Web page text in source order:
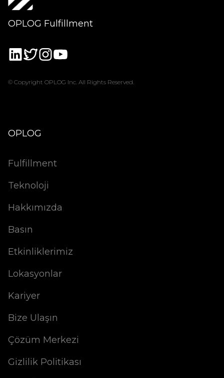
OPLOG Fulfillment
© Copyright OPLOG Inc. All Rights Reserved.
OPLOG
Fulfillment
Teknoloji
Hakkımızda
Basın
Etkinliklerimiz
Lokasyonlar
Kariyer
Bize Ulaşın
Çözüm Merkezi
Gizlilik Politikası